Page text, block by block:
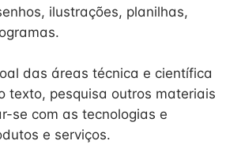
ilustrações, planilhas,
das áreas técnica e científica
texto, pesquisa outros materiais
se com as tecnologias e
e serviços.